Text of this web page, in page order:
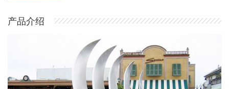
产品介绍